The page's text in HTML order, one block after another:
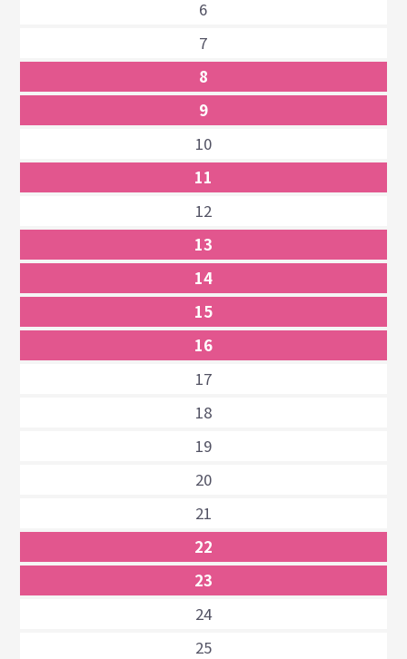
6
7
8
9
10
11
12
13
14
15
16
17
18
19
20
21
22
23
24
25